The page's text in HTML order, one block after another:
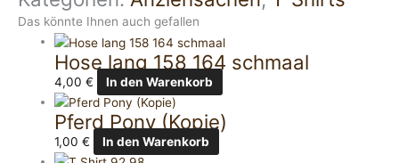
Das könnte Ihnen auch gefallen
Hose lang 158 164 schmaal
4,00€ In den Warenkorb
Pferd Pony (Kopie)
1,00€ In den Warenkorb